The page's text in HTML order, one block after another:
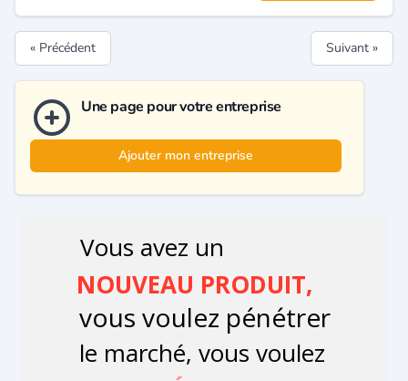
« Précédent Suivant »
Une page pour votre entreprise
Ajouter mon entreprise